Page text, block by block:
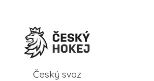
Český svaz